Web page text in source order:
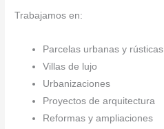
Trabajamos en:
Parcelas urbanas y rústicas
Villas de lujo
Urbanizaciones
Proyectos de arquitectura
Reformas y ampliaciones